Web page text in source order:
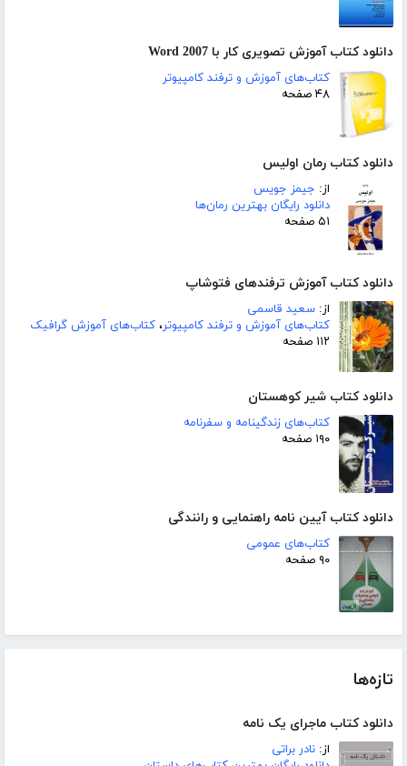
دانلود کتاب آموزش تصویری کار با Word 2007
کتاب‌های آموزش و ترفند کامپیوتر
۴۸ صفحه
دانلود کتاب رمان اولیس
از: جیمز جویس
دانلود رایگان بهترین رمان‌ها
۵۱ صفحه
دانلود کتاب آموزش ترفندهای فتوشاپ
از: سعید قاسمی
کتاب‌های آموزش و ترفند کامپیوتر، کتاب‌های آموزش گرافیک
۱۱۲ صفحه
دانلود کتاب شیر کوهستان
کتاب‌های زندگینامه و سفرنامه
۱۹۰ صفحه
دانلود کتاب آیین نامه راهنمایی و رانندگی
کتاب‌های عمومی
۹۰ صفحه
تازه‌ها
دانلود کتاب ماجرای یک نامه
از: نادر براتی